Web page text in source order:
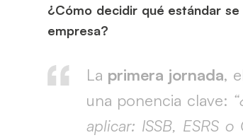
¿Cómo decidir qué estándar
empresa?
La primera jornada,
una ponencia clave:
aplicar: ISSB, ESRS o